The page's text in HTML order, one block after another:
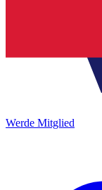
Werde Mitglied